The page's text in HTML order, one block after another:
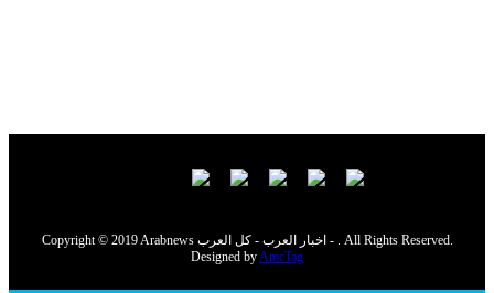
Copyright © 2019 Arabnews اخبار العرب - كل العرب - . All Rights Reserved.
Designed byAmcTag